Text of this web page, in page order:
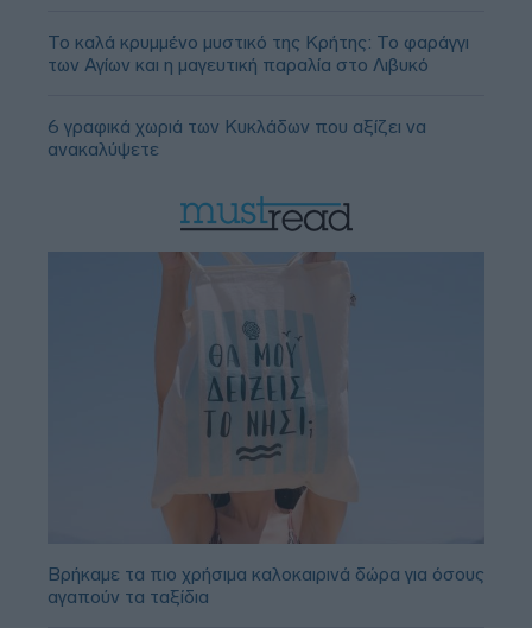
Το καλά κρυμμένο μυστικό της Κρήτης: Το φαράγγι
των Αγίων και η μαγευτική παραλία στο Λιβυκό
6 γραφικά χωριά των Κυκλάδων που αξίζει να
ανακαλύψετε
Βρήκαμε τα πιο χρήσιμα καλοκαιρινά δώρα για όσους
αγαπούν τα ταξίδια